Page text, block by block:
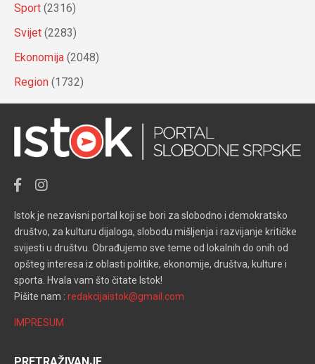
Sport (2316)
Svijet (2283)
Ekonomija (2048)
Region (1732)
Istok je nezavisni portal koji se bori za slobodno i demokratsko
društvo, za kulturu dijaloga, slobodu mišljenja i razvijanje kritičke
svijesti u društvu. Obrađujemo sve teme od lokalnih do onih od
opšteg interesa iz oblasti politike, ekonomije, društva, kulture i
sporta. Hvala vam što čitate Istok!
Pišite nam : redakcijaistok@gmail.com
IMPRESUM